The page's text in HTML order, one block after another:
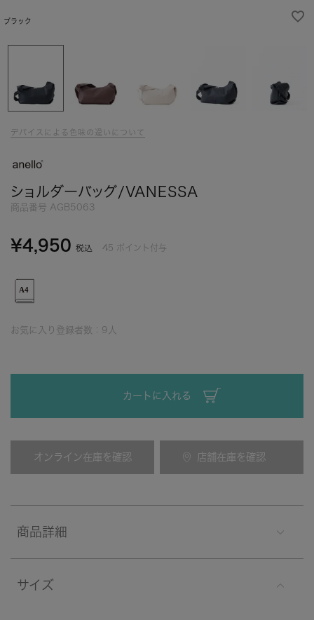
ブラック
デバイスによる色味の違いについて
ショルダーバッグ/VANESSA
商品番号 AGB5063
¥4,950 税込 45 ポイント付与
お気に入り登録者数： 9 人
カートに入れる
オンライン在庫を確認 店舗在庫を確認
商品詳細
サイズ